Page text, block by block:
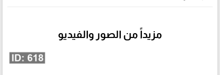
مزيداً من الصور والفيديو